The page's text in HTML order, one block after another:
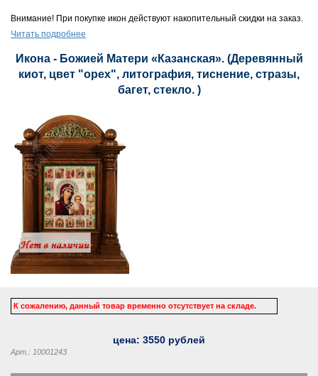
Внимание! При покупке икон действуют накопительный скидки на заказ.
Читать подробнее
Икона - Божией Матери «Казанская». (Деревянный
киот, цвет "орех", литография, тиснение, стразы,
багет, стекло. )
К сожалению, данный товар временно отсутствует на складе.
цена: 3550 рублей
Арт.: 10001243